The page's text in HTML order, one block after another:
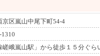
京区嵐山中尾下町54-4
嵯峨嵐山駅」から徒歩１５分ぐら